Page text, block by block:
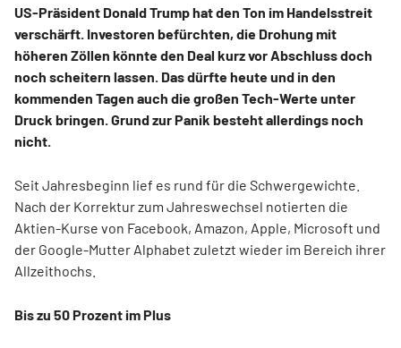
US-Präsident Donald Trump hat den Ton im Handelsstreit
verschärft. Investoren befürchten, die Drohung mit
höheren Zöllen könnte den Deal kurz vor Abschluss doch
noch scheitern lassen. Das dürfte heute und in den
kommenden Tagen auch die großen Tech-Werte unter
Druck bringen. Grund zur Panik besteht allerdings noch
nicht.
Seit Jahresbeginn lief es rund für die Schwergewichte.
Nach der Korrektur zum Jahreswechsel notierten die
Aktien-Kurse von Facebook, Amazon, Apple, Microsoft und
der Google-Mutter Alphabet zuletzt wieder im Bereich ihrer
Allzeithochs.
Bis zu 50 Prozent im Plus